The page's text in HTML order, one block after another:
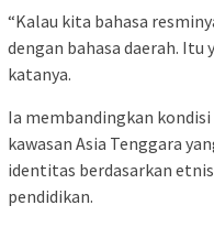
“Kalau kita bahasa
dengan bahasa daerah.
katanya.
Ia membandingkan
kawasan Asia Tenggara
identitas berdasarkan
pendidikan.